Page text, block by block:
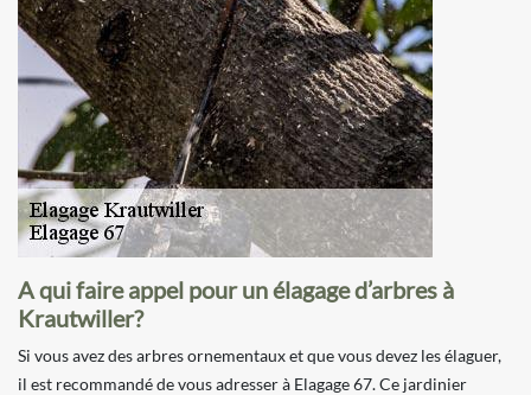
A qui faire appel pour un élagage d’arbres à
Krautwiller?
Si vous avez des arbres ornementaux et que vous devez les élaguer,
il est recommandé de vous adresser à Elagage 67. Ce jardinier